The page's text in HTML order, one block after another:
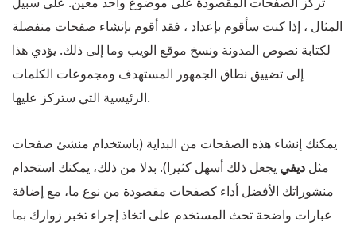
المثال ، إذا كنت سأقوم بإعداد ، فقد أقوم بإنشاء صفحات منفصلة
لكتابة نصوص المدونة ونسخ موقع الويب وما إلى ذلك. يؤدي هذا
إلى تضييق نطاق الجمهور المستهدف ومجموعات الكلمات
الرئيسية التي ستركز عليها.
يمكنك إنشاء هذه الصفحات من البداية (باستخدام منشئ صفحات
مثل ديفي يجعل ذلك أسهل كثيرا). بدلا من ذلك، يمكنك استخدام
منشوراتك الأفضل أداء كصفحات مقصودة من نوع ما، مع إضافة
عبارات واضحة تحث المستخدم على اتخاذ إجراء تخبر زوارك بما